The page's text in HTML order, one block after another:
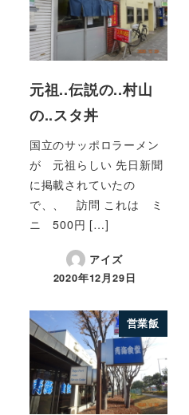
元祖..伝説の..村山
の..スタ丼
国立のサッポロラーメン
が 元祖らしい 先日新聞
に掲載されていたの
で、、 訪問 これは ミ
ニ 500円 […]
アイズ
2020年12月29日
営業飯